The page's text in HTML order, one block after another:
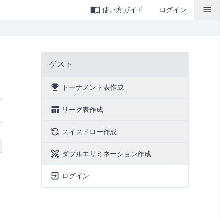
使い方ガイド ログイン
ゲスト
トーナメント表作成
リーグ表作成
スイスドロー作成
ダブルエリミネーション作成
ログイン